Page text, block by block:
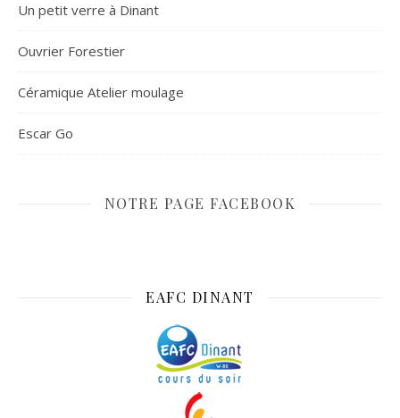
Un petit verre à Dinant
Ouvrier Forestier
Céramique Atelier moulage
Escar Go
NOTRE PAGE FACEBOOK
EAFC DINANT